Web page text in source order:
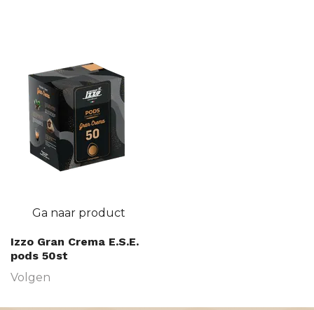
Ga naar product
Izzo Gran Crema E.S.E.
pods 50st
Volgen